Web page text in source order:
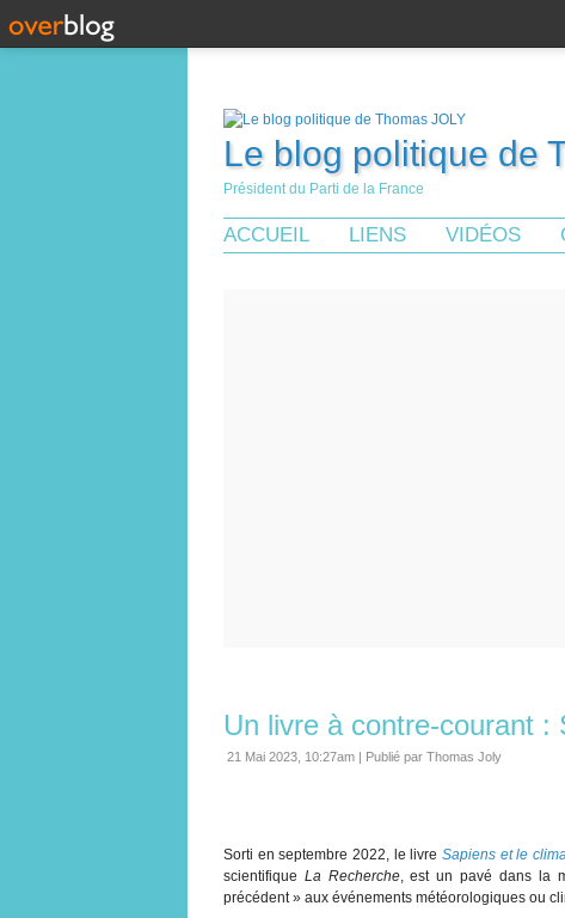
Le blog politique de
Président du Parti de la France
ACCUEIL LIENS VIDÉOS
Un livre à contre-courant :
21 Mai 2023, 10:27am | Publié par Thomas Joly
Sorti en septembre 2022, le livre Sapiens et le
scientifique La Recherche, est un pavé dans la
précédent » aux événements météorologiques ou